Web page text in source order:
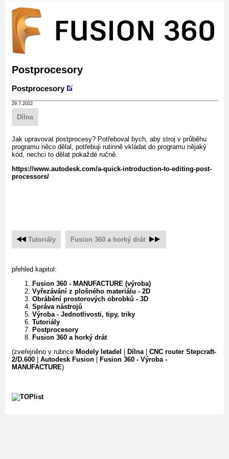
Postprocesory
Postprocesory
29.7.2022
Dílna
Jak upravovat postprocesy? Potřeboval bych, aby stroj v průběhu
programu něco dělal, potřebuji rutinně vkládat do programu nějaký
kód, nechci to dělat pokaždé ručně.
https://www.autodesk.com/a-quick-introduction-to-editing-post-
processors/
Tutoriály Fusion 360 a horký drát
přehled kapitol:
Fusion 360 - MANUFACTURE (výroba)
Vyřezávání z plošného materiálu - 2D
Obrábění prostorových obrobků - 3D
Správa nástrojů
Výroba - Jednotlivosti, tipy, triky
Tutoriály
Postprocesory
Fusion 360 a horký drát
(zveřejněno v rubrice Modely letadel Dílna| CNC router Stepcraft-
2/D.600
Autodesk Fusion
Fusion 360 - Výroba -
MANUFACTURE)